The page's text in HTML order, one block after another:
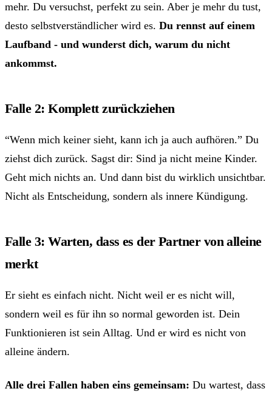
mehr. Du versuchst, perfekt zu sein. Aber je mehr du tust,
desto selbstverständlicher wird es. Du rennst auf einem
Laufband - und wunderst dich, warum du nicht
ankommst.
Falle 2: Komplett zurückziehen
“Wenn mich keiner sieht, kann ich ja auch aufhören.” Du
ziehst dich zurück. Sagst dir: Sind ja nicht meine Kinder.
Geht mich nichts an. Und dann bist du wirklich unsichtbar.
Nicht als Entscheidung, sondern als innere Kündigung.
Falle 3: Warten, dass es der Partner von alleine
merkt
Er sieht es einfach nicht. Nicht weil er es nicht will,
sondern weil es für ihn so normal geworden ist. Dein
Funktionieren ist sein Alltag. Und er wird es nicht von
alleine ändern.
Alle drei Fallen haben eins gemeinsam: Du wartest, dass